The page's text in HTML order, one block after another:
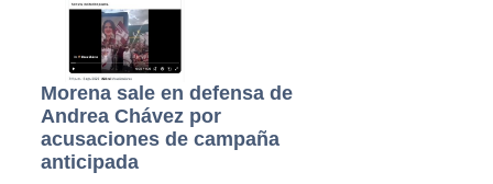
Morena sale en defensa de
Andrea Chávez por
acusaciones de campaña
anticipada